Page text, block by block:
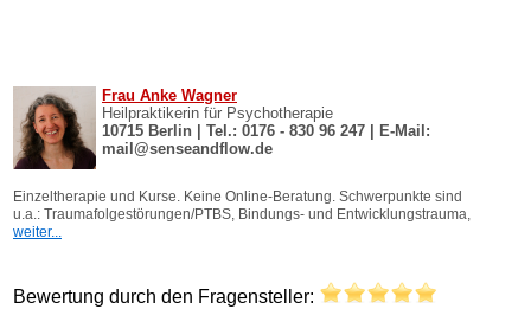
Bewertung durch den Fragensteller: